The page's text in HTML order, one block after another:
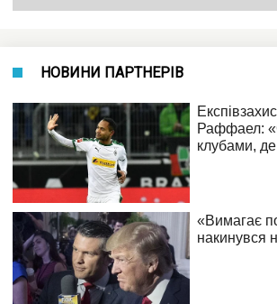
НОВИНИ ПАРТНЕРІВ